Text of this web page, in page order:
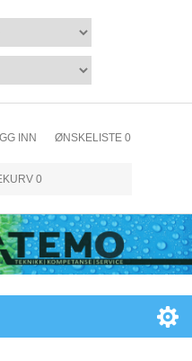
INN ØNSKELISTE 0
0